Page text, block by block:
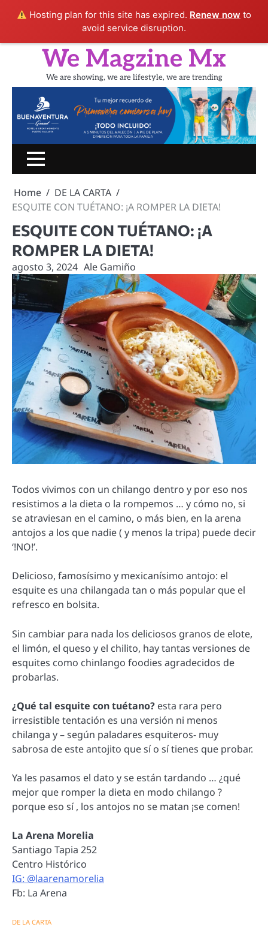
Hosting plan for this site has expired. Renew now to
avoid service disruption.
We Magzine Mx
We are showing, we are lifestyle, we are trending
RATITO
Home
DE LA CARTA
ESQUITE CON TUÉTANO: ¡A ROMPER LA DIETA!
ESQUITE CON TUÉTANO: ¡A
ROMPER LA DIETA!
agosto 3, 2024 Ale Gamiño
Todos vivimos con un chilango dentro y por eso nos
resistimos a la dieta o la rompemos … y cómo no, si
se atraviesan en el camino, o más bien, en la arena
antojos a los que nadie ( y menos la tripa) puede decir
‘!NO!’.
Delicioso, famosísimo y mexicanísimo antojo: el
esquite es una chilangada tan o más popular que el
refresco en bolsita.
Sin cambiar para nada los deliciosos granos de elote,
el limón, el queso y el chilito, hay tantas versiones de
esquites como chinlango foodies agradecidos de
probarlas.
¿Qué tal esquite con tuétano? esta rara pero
irresistible tentación es una versión ni menos
chilanga y – según paladares esquiteros- muy
sabrosa de este antojito que sí o sí tienes que probar.
Ya les pasamos el dato y se están tardando … ¿qué
mejor que romper la dieta en modo chilango ?
porque eso sí , los antojos no se matan ¡se comen!
La Arena Morelia
Santiago Tapia 252
Centro Histórico
IG: @laarenamorelia
Fb: La Arena
DE LA CARTA